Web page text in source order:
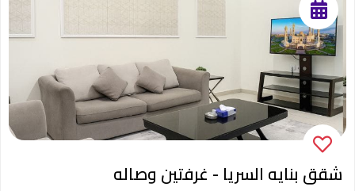
شقق بنايه السريا - غرفتين وصاله